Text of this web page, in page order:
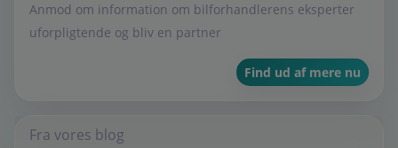
Anmod om information om bilforhandlerens eksperter
uforpligtende og bliv en partner
Find ud af mere nu
Fra vores blog